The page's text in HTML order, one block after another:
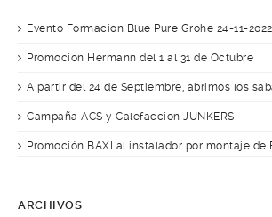
Evento Formacion Blue Pure Grohe 24-11-2022
Promocion Hermann del 1 al 31 de Octubre
A partir del 24 de Septiembre, abrimos los
Campaña ACS y Calefaccion JUNKERS
Promoción BAXI al instalador por montaje de
ARCHIVOS